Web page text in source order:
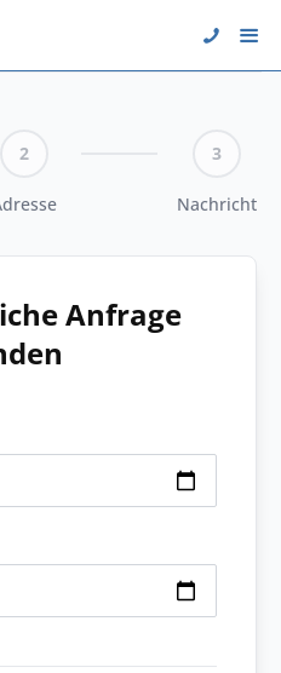
2 3
Nachricht
Anfrage